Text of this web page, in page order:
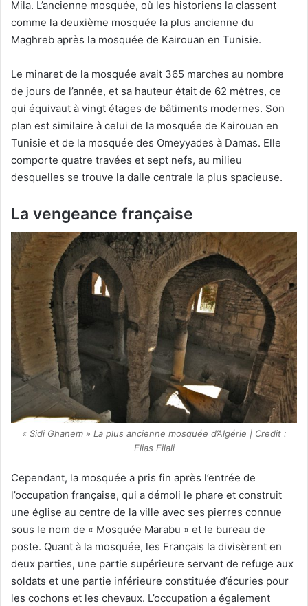
Mila. L’ancienne mosquée, où les historiens la classent
comme la deuxième mosquée la plus ancienne du
Maghreb après la mosquée de Kairouan en Tunisie.
Le minaret de la mosquée avait 365 marches au nombre
de jours de l’année, et sa hauteur était de 62 mètres, ce
qui équivaut à vingt étages de bâtiments modernes. Son
plan est similaire à celui de la mosquée de Kairouan en
Tunisie et de la mosquée des Omeyyades à Damas. Elle
comporte quatre travées et sept nefs, au milieu
desquelles se trouve la dalle centrale la plus spacieuse.
La vengeance française
« Sidi Ghanem » La plus ancienne mosquée d’Algérie | Credit :
Elias Filali
Cependant, la mosquée a pris fin après l’entrée de
l’occupation française, qui a démoli le phare et construit
une église au centre de la ville avec ses pierres connue
sous le nom de « Mosquée Marabu » et le bureau de
poste. Quant à la mosquée, les Français la divisèrent en
deux parties, une partie supérieure servant de refuge aux
soldats et une partie inférieure constituée d’écuries pour
les cochons et les chevaux. L’occupation a également